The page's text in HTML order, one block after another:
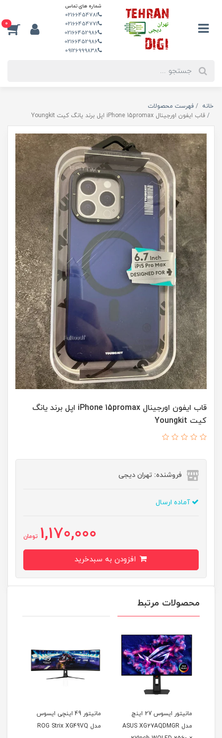
شماره های تماس
02166454781
02166454771
02166452986
02166452986
09126999838
0
خانه
فهرست محصولات
قاب ایفون اورجینال iPhone 15promax اپل برند یانگ کیت Youngkit
قاب ایفون اورجینال iPhone 15promax اپل برند یانگ
کیت Youngkit
فروشنده: تهران دیجی
آماده ارسال
1,170,000 تومان
محصولات مرتبط
مانیتور ایسوس 27 اینچ
مدل ASUS XG27AQDMGR
مانیتور 49 اینچی ایسوس
مدل ROG Strix XG49VQ